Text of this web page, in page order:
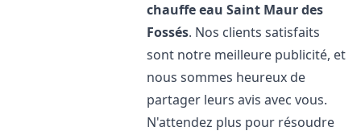
chauffe eau Saint Maur des
Fossés. Nos clients satisfaits
sont notre meilleure publicité, et
nous sommes heureux de
partager leurs avis avec vous.
N'attendez plus pour résoudre